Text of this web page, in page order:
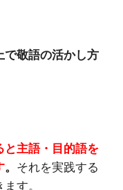
で敬語の活かし方
と主語・目的語を
。 それを実践する
す。